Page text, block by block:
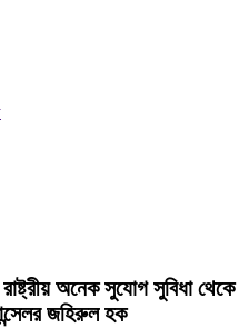
অনেক সুযোগ সুবিধা থেকে
জহিরুল হক